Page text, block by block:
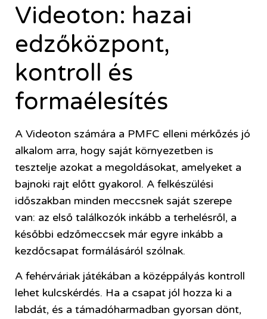
Videoton: hazai
edzőközpont,
kontroll és
formaélesítés
A Videoton számára a PMFC elleni mérkőzés jó
alkalom arra, hogy saját környezetben is
tesztelje azokat a megoldásokat, amelyeket a
bajnoki rajt előtt gyakorol. A felkészülési
időszakban minden meccsnek saját szerepe
van: az első találkozók inkább a terhelésről, a
későbbi edzőmeccsek már egyre inkább a
kezdőcsapat formálásáról szólnak.
A fehérváriak játékában a középpályás kontroll
lehet kulcskérdés. Ha a csapat jól hozza ki a
labdát, és a támadóharmadban gyorsan dönt,